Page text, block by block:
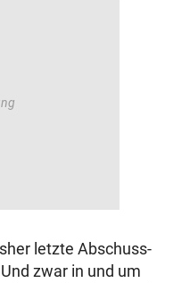
letzte Abschuss-
zwar in und um